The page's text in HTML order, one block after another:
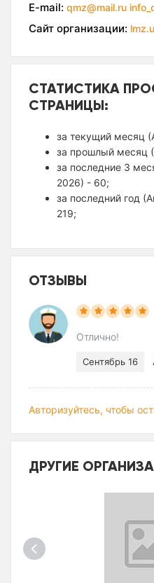
E-mail: qmz@mail.ru
Сайт организации:
СТАТИСТИКА
СТРАНИЦЫ:
за текущий месяц
за прошлый месяц
за последние 3
2026) - 60;
за последний год
219;
ОТЗЫВЫ
Отлично!
Сентябрь 16
Авторизуйтесь, чтобы
ДРУГИЕ